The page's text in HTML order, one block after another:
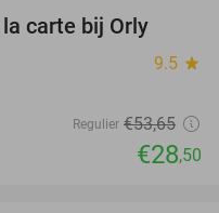
carte bij Orly
9.5 star
Regulier €53,65
€28,50